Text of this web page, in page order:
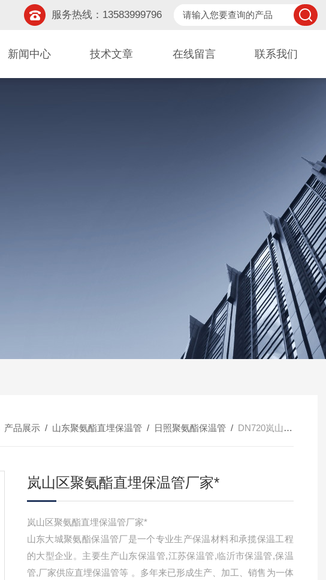
服务热线：13583999796
新闻中心 技术文章 在线留言 联系我们
产品展示/ 山东聚氨酯直埋保温管 / 日照聚氨酯保温管 / DN720岚山区聚氨酯直埋保温管厂家*
岚山区聚氨酯直埋保温管厂家*
岚山区聚氨酯直埋保温管厂家*
山东大城聚氨酯保温管厂是一个专业生产保温材料和承揽保温工程
的大型企业。主要生产山东保温管,江苏保温管,临沂市保温管,保温
管,厂家供应直埋保温管等 。多年来已形成生产、加工、销售为一体